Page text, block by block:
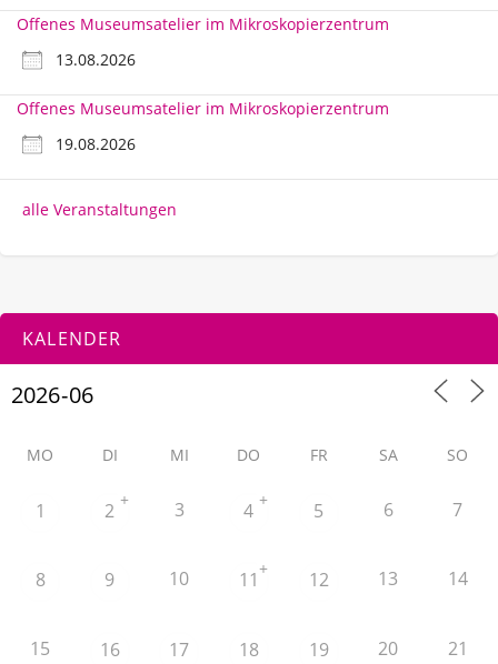
Offenes Museumsatelier im Mikroskopierzentrum
13.08.2026
Offenes Museumsatelier im Mikroskopierzentrum
19.08.2026
alle Veranstaltungen
KALENDER
MO DI MI DO FR SA SO
1 2 + 3 4 + 5 6 7
8 9 10 11+ 12 13 14
15 16 17 18 19 20 21